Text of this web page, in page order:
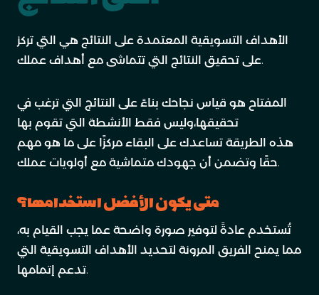
الأهداف التسويقية المعتمدة على النتائج هي التي تركز
على تحقيق النتائج التي تتماشى مع أهداف عملك.
المفتاح هو قياس نجاحك بناءً على النتائج التي ترغب في
تحقيقها،وليس فقط الأنشطة التي تقوم بها
هذه الطريقة تساعدك على البقاء مركزًا على ما هو مهم
حقًا وتضمن أن جهودك متماشية مع أولويات عملك.
متى يكون الأفضل استخدامها؟
تُستخدم عادةً لتوفير صورة واضحة عما يجب القيام به،
مما يمنح الفريق المرونة لتحديد الأهداف التسويقية التي
تدعم إتمامها.